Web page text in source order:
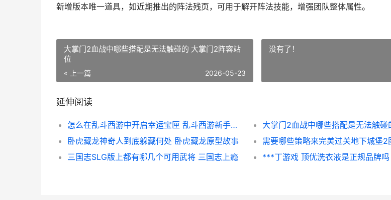
新增版本唯一道具，如近期推出的阵法残页，可用于解开阵法技能，增强团队整体属性。
大掌门2血战中哪些搭配是无法触碰的 大掌门2阵容站
位
« 上一篇 2026-05-23
没有了！
延伸阅读
怎么在乱斗西游中开启幸运宝匣 乱斗西游新手教程
卧虎藏龙神奇人到底躲藏何处 卧虎藏龙原型故事
三国志SLG版上都有哪几个可用武将 三国志上瘾
***丁游戏 顶优洗衣液是正规品牌吗